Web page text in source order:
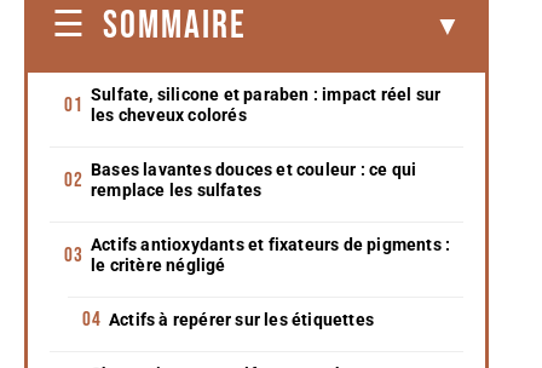
SOMMAIRE
Sulfate, silicone et paraben : impact réel sur
les cheveux colorés
Bases lavantes douces et couleur : ce qui
remplace les sulfates
Actifs antioxydants et fixateurs de pigments :
le critère négligé
Actifs à repérer sur les étiquettes